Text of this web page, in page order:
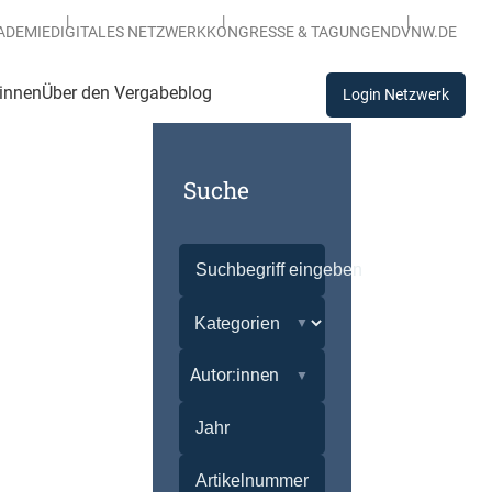
DIGITALES NETZWERKKONGRESSE & TAGUNGENDVNW.DE
Über den Vergabeblog Login Netzwerk
Suche
Autor:innen